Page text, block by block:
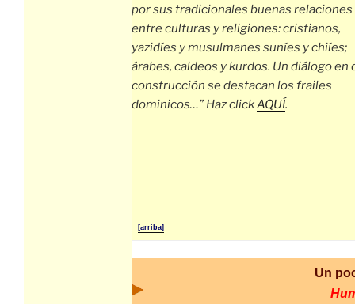
por sus tradicionales buenas relaciones
entre culturas y religiones: cristianos,
yazidíes y musulmanes suníes y chiíes;
árabes, caldeos y kurdos. Un diálogo en
construcción se destacan los frailes
dominicos…” Haz clickAQUÍ.
[arriba]
Un